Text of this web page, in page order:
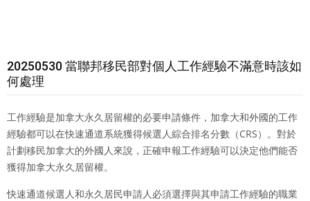
20250530 當聯邦移民部對個人工作經驗不滿意時該如
何處理
工作經驗是加拿大永久居留權的必要申請條件，加拿大和外國的工作
經驗都可以在快速通道系統獲得候選人綜合排名分數（CRS）。對於
計劃移民加拿大的外國人來說，正確申報工作經驗可以決定他們能否
獲得加拿大永久居留權。
快速通道候選人和永久居民申請人必須選擇與其申請工作經驗的職業